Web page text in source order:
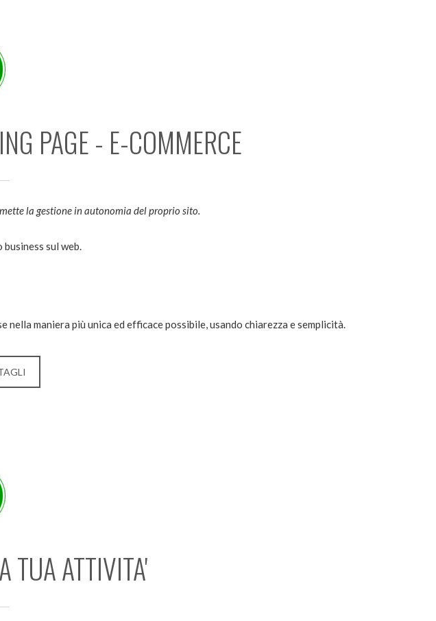
PAGE - E-COMMERCE
la gestione in autonomia del proprio sito.
sul web.
maniera più unica ed efficace possibile, usando chiarezza e semplicità.
TUA ATTIVITA'